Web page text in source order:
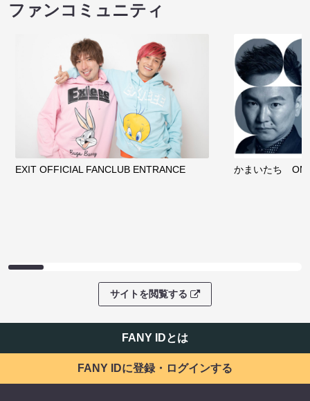
ファンコミュニティ
EXIT OFFICIAL FANCLUB ENTRANCE かまいたち
サイトを閲覧する
FANY IDとは
FANY IDに登録・ログインする